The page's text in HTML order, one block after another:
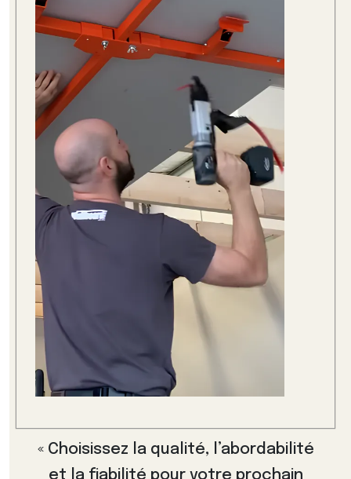
« Choisissez la qualité, l’abordabilité
et la fiabilité pour votre prochain